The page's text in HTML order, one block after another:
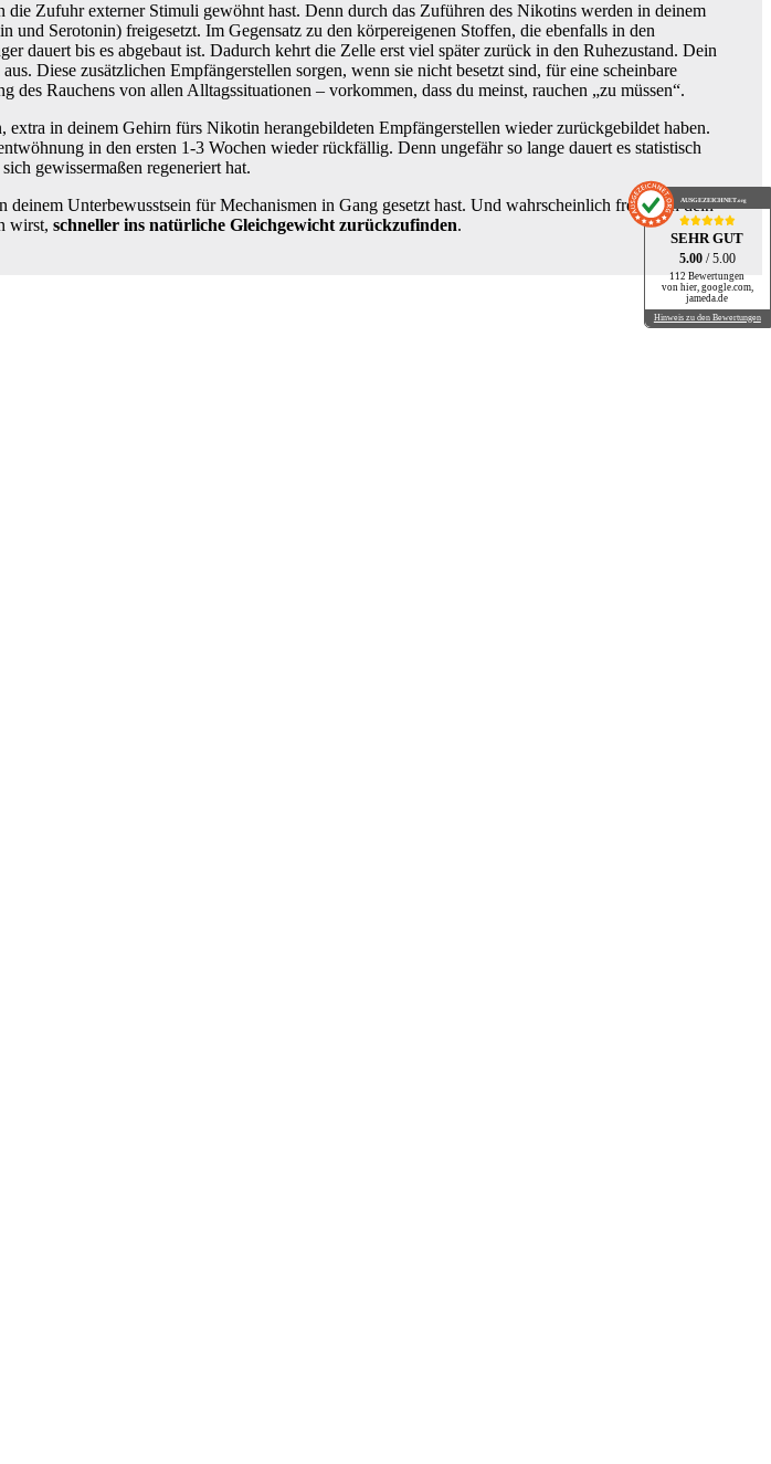
Zufuhr externer Stimuli gewöhnt hast. Denn durch das Zuführen des Nikotins werden in deinem
Serotonin) freigesetzt. Im Gegensatz zu den körpereigenen Stoffen, die ebenfalls in den
dauert bis es abgebaut ist. Dadurch kehrt die Zelle erst viel später zurück in den Ruhezustand. Dein
Diese zusätzlichen Empfängerstellen sorgen, wenn sie nicht besetzt sind, für eine scheinbare
Rauchens von allen Alltagssituationen – vorkommen, dass du meinst, rauchen „zu müssen“.
in deinem Gehirn fürs Nikotin herangebildeten Empfängerstellen wieder zurückgebildet haben.
in den ersten 1-3 Wochen wieder rückfällig. Denn ungefähr so lange dauert es statistisch
gewissermaßen regeneriert hat.
Unterbewusstsein für Mechanismen in Gang gesetzt hast. Und wahrscheinlich freut sich dein
wirst, schneller ins natürliche Gleichgewicht zurückzufinden.
AUSGEZEICHNET.org
SEHR GUT
5.00 / 5.00
112 Bewertungen
von hier, google.com,
jameda.de
Hinweis zu den Bewertungen